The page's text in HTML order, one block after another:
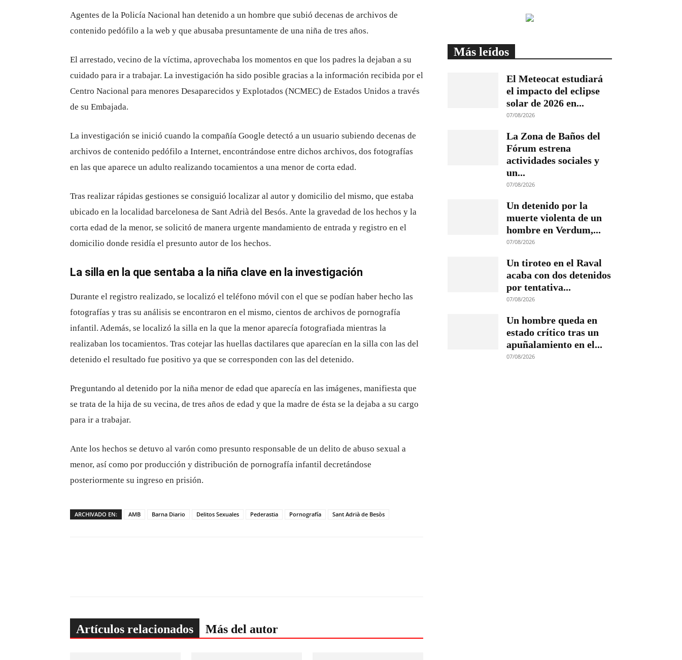
Agentes de la Policía Nacional han detenido a un hombre que subió decenas de archivos de
contenido pedófilo a la web y que abusaba presuntamente de una niña de tres años.
El arrestado, vecino de la víctima, aprovechaba los momentos en que los padres la dejaban a su
cuidado para ir a trabajar. La investigación ha sido posible gracias a la información recibida por el
Centro Nacional para menores Desaparecidos y Explotados (NCMEC) de Estados Unidos a través
de su Embajada.
La investigación se inició cuando la compañía Google detectó a un usuario subiendo decenas de
archivos de contenido pedófilo a Internet, encontrándose entre dichos archivos, dos fotografías
en las que aparece un adulto realizando tocamientos a una menor de corta edad.
Tras realizar rápidas gestiones se consiguió localizar al autor y domicilio del mismo, que estaba
ubicado en la localidad barcelonesa de Sant Adrià del Besós. Ante la gravedad de los hechos y la
corta edad de la menor, se solicitó de manera urgente mandamiento de entrada y registro en el
domicilio donde residía el presunto autor de los hechos.
La silla en la que sentaba a la niña clave en la investigación
Durante el registro realizado, se localizó el teléfono móvil con el que se podían haber hecho las
fotografías y tras su análisis se encontraron en el mismo, cientos de archivos de pornografía
infantil. Además, se localizó la silla en la que la menor aparecía fotografiada mientras la
realizaban los tocamientos. Tras cotejar las huellas dactilares que aparecían en la silla con las del
detenido el resultado fue positivo ya que se corresponden con las del detenido.
Preguntando al detenido por la niña menor de edad que aparecía en las imágenes, manifiesta que
se trata de la hija de su vecina, de tres años de edad y que la madre de ésta se la dejaba a su cargo
para ir a trabajar.
Ante los hechos se detuvo al varón como presunto responsable de un delito de abuso sexual a
menor, así como por producción y distribución de pornografía infantil decretándose
posteriormente su ingreso en prisión.
ARCHIVADO EN: AMB Barna Diario Delitos Sexuales Pederastia Pornografía Sant Adrià de Besòs
Artículos relacionados Más del autor
Más leídos
El Meteocat estudiará
el impacto del eclipse
solar de 2026 en...
07/08/2026
La Zona de Baños del
Fórum estrena
actividades sociales y
un...
07/08/2026
Un detenido por la
muerte violenta de un
hombre en Verdum,...
07/08/2026
Un tiroteo en el Raval
acaba con dos detenidos
por tentativa...
07/08/2026
Un hombre queda en
estado crítico tras un
apuñalamiento en el...
07/08/2026